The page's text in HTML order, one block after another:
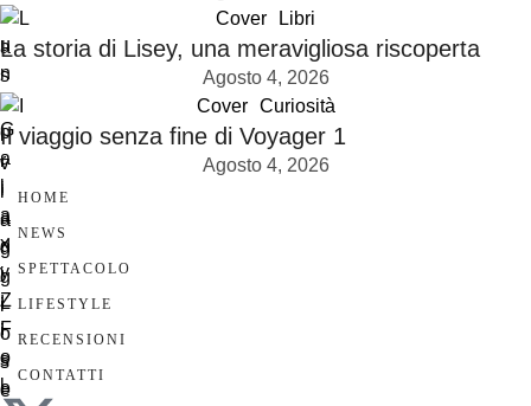
Cover
Libri
La storia di Lisey, una meravigliosa riscoperta
Agosto 4, 2026
Cover
Curiosità
Il viaggio senza fine di Voyager 1
Agosto 4, 2026
HOME
NEWS
SPETTACOLO
LIFESTYLE
RECENSIONI
CONTATTI